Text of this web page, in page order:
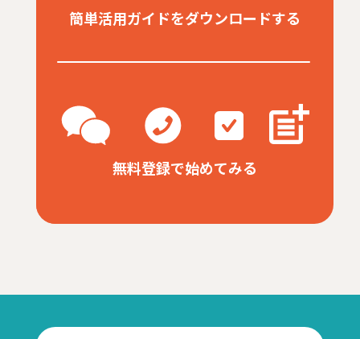
簡単活用ガイドをダウンロードする
無料登録で始めてみる